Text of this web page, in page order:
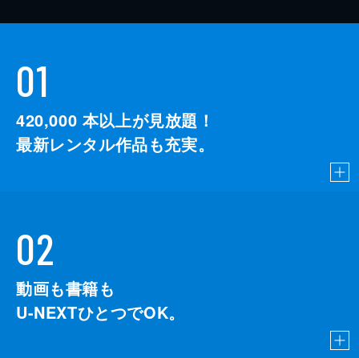
01
420,000 本以上が見放題！
最新レンタル作品も充実。
02
動画も書籍も
U-NEXTひとつでOK。